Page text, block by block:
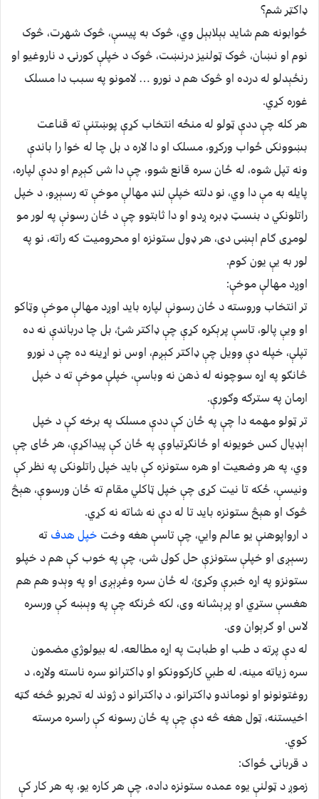
ډاکټر شم؟
ځوابونه هم شايد بېلابېل وي، څوک به پيسې، څوک شهرت، څوک
نوم او نښان، څوک ټولنيز درنښت، څوک د خپلې کورنۍ د ناروغيو او
رنځېدلو له درده او څوک هم د نورو … لامونو په سبب دا مسلک
غوره کړي.
هر کله چې ددې ټولو له منځه انتخاب کړې پوښتنې ته قناعت
بښوونکى ځواب ورکړو، مسلک او دا لاره د بل چا له خوا را باندې
ونه تپل شوه، له ځان سره قانع شوو، چې دا شى کېږم او ددې لپاره،
پايله به مې دا وي، نو دلته خپلې لنډ مهالې موخې ته رسېږو، د خپل
راتلونکي د بنسټ ډبره ږدو او دا ثابتوو چې د ځان رسونې په لور مو
لومړى ګام اېښى دى، هر ډول ستونزه او محروميت که راته، نو په
لور به يې يون کوم.
اوږد مهالې موخې:
تر انتخاب وروسته د ځان رسونې لپاره بايد اوږد مهالې موخې وټاکو
او ويې پالو، تاسې پرېکړه کړې چې ډاکتر شئ، بل چا درباندې نه ده
تپلې، خپله دې وويل چې ډاکتر کېږم، اوس نو اړينه ده چې د نورو
څانګو په اړه سوچونه له ذهن نه وباسې، خپلې موخې ته د خپل
ارمان په سترګه وګورې.
تر ټولو مهمه دا چې په ځان کې ددې مسلک په برخه کې د خپل
اېډيال کس خويونه او ځانګړتياوې په ځان کې پيداکړې، هر ځاى چې
وي، په هر وضعيت او هره ستونزه کې بايد خپل راتلونکى په نظر کې
ونيسې، ځکه تا نيت کړى چې خپل ټاکلي مقام ته ځان ورسوې، هېڅ
څوک او هېڅ ستونزه بايد تا له دې نه شاته نه کړي.
د ارواپوهنې يو عالم وايي، چې تاسې هغه وخت خپل هدف ته
رسېږى او خپلې ستونزې حل کولى شى، چې په خوب کې هم د خپلو
ستونزو په اړه خبرې وکړئ، له ځان سره وغږېږى او په وېدو هم هم
هغسې ستړي او پرېشانه وى، لکه څرنګه چې په وېښه کې ورسره
لاس او ګرېوان وى.
له دې پرته د طب او طبابت په اړه مطالعه، له بيولوژي مضمون
سره زياته مينه، له طبي کارکوونکو او ډاکترانو سره ناسته ولاړه، د
روغتونونو او نوماندو ډاکترانو، د ډاکترانو د ژوند له تجربو څخه ګټه
اخيستنه، ټول هغه څه دې چې په ځان رسونه کې راسره مرسته
کوي.
د قربانۍ ځواک:
زموږ د ټولنې يوه عمده ستونزه داده، چې هر کاره يو، په هر کار کې